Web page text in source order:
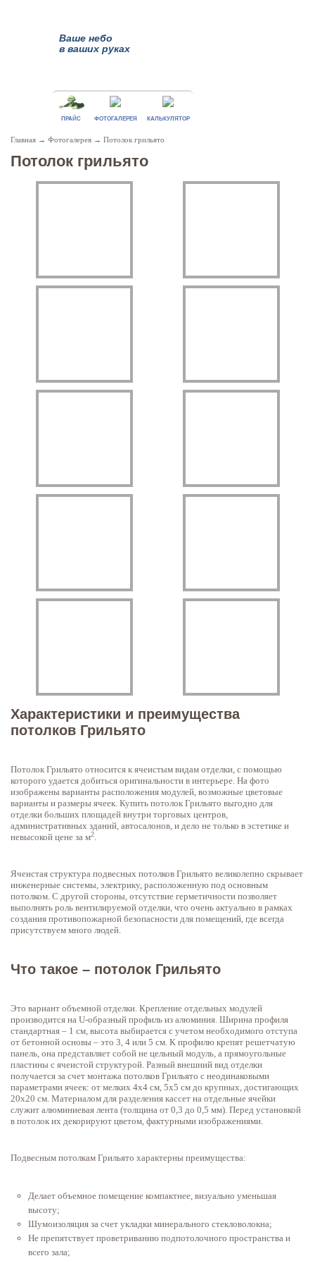
Ваше небо
в ваших руках
ПРАЙС ФОТОГАЛЕРЕЯ КАЛЬКУЛЯТОР
Главная → Фотогалерея → Потолок грильято
Потолок грильято
Характеристики и преимущества
потолков Грильято
Потолок Грильято относится к ячеистым видам отделки, с помощью
которого удается добиться оригинальности в интерьере. На фото
изображены варианты расположения модулей, возможные цветовые
варианты и размеры ячеек. Купить потолок Грильято выгодно для
отделки больших площадей внутри торговых центров,
административных зданий, автосалонов, и дело не только в эстетике и
невысокой цене за м2.
Ячеистая структура подвесных потолков Грильято великолепно скрывает
инженерные системы, электрику, расположенную под основным
потолком. С другой стороны, отсутствие герметичности позволяет
выполнять роль вентилируемой отделки, что очень актуально в рамках
создания противопожарной безопасности для помещений, где всегда
присутствуем много людей.
Что такое – потолок Грильято
Это вариант объемной отделки. Крепление отдельных модулей
производится на U-образный профиль из алюминия. Ширина профиля
стандартная – 1 см, высота выбирается с учетом необходимого отступа
от бетонной основы – это 3, 4 или 5 см. К профилю крепят решетчатую
панель, она представляет собой не цельный модуль, а прямоугольные
пластины с ячеистой структурой. Разный внешний вид отделки
получается за счет монтажа потолков Грильято с неодинаковыми
параметрами ячеек: от мелких 4х4 см, 5х5 см до крупных, достигающих
20х20 см. Материалом для разделения кассет на отдельные ячейки
служит алюминиевая лента (толщина от 0,3 до 0,5 мм). Перед установкой
в потолок их декорируют цветом, фактурными изображениями.
Подвесным потолкам Грильято характерны преимущества:
Делает объемное помещение компактнее, визуально уменьшая
высоту;
Шумоизоляция за счет укладки минерального стекловолокна;
Не препятствует проветриванию подпотолочного пространства и
всего зала;